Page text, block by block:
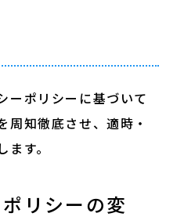
ーポリシーに基づいて
周知徹底させ、適時・
す。
リシーの変